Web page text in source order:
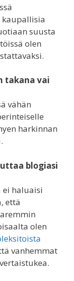
kaupallisia
suusta
olen
takana vai
vähän
harkinnan
blogiasi
ei haluaisi
että
olen
vanhemmat